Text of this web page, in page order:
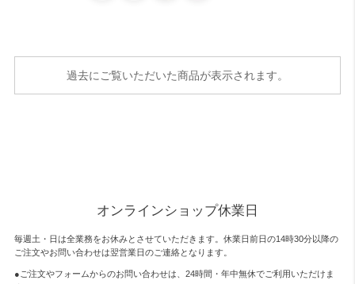
過去にご覧いただいた商品が表示されます。
オンラインショップ休業日
毎週土・日は全業務をお休みとさせていただきます。休業日前日の14時30分以降の
ご注文やお問い合わせは翌営業日のご連絡となります。
●ご注文やフォームからのお問い合わせは、 24時間・年中無休でご利用いただけま